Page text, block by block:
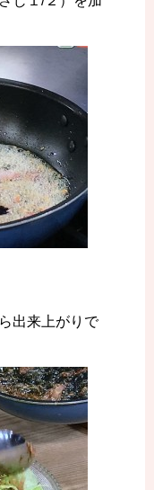
出来上がりで